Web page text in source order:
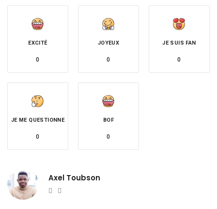
EXCITÉ
0
JOYEUX
0
JE SUIS FAN
0
JE ME QUESTIONNE
0
BOF
0
Axel Toubson
Website